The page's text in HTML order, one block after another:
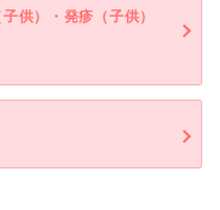
供）・発疹（子供）